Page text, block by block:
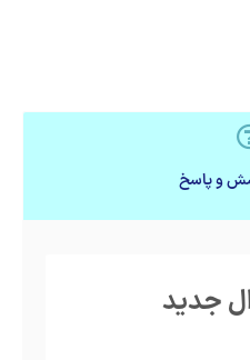
و پاسخ
جدید